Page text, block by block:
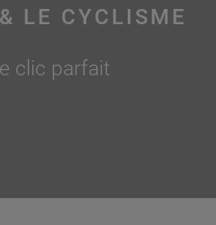
LE CYCLISME
clic parfait